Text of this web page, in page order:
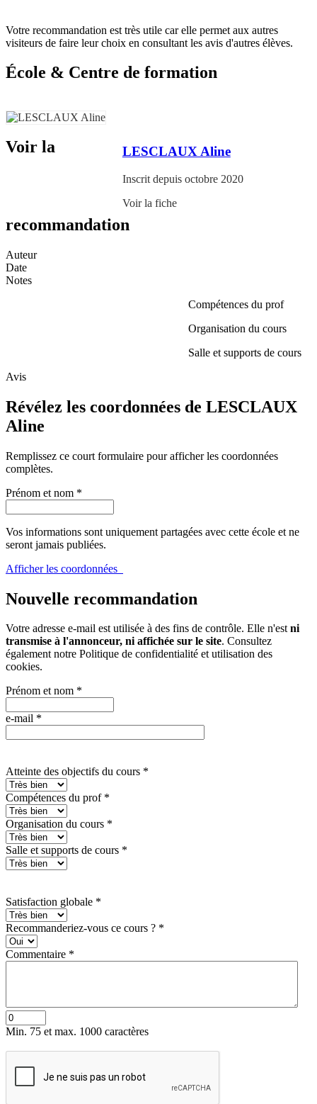
Votre recommandation est très utile car elle permet aux autres
visiteurs de faire leur choix en consultant les avis d'autres élèves.
École & Centre de formation
LESCLAUX Aline
Inscrit depuis octobre 2020
Voir la fiche
Voir la
recommandation
Auteur
Date
Notes
Compétences du prof
Organisation du cours
Salle et supports de cours
Avis
Révélez les coordonnées de LESCLAUX
Aline
Remplissez ce court formulaire pour afficher les coordonnées
complètes.
Prénom et nom *
Vos informations sont uniquement partagées avec cette école et ne
seront jamais publiées.
Afficher les coordonnées
Nouvelle recommandation
Votre adresse e-mail est utilisée à des fins de contrôle. Elle n'estni
transmise à l'annonceur, ni affichée sur le site. Consultez
également notre Politique de confidentialité et utilisation des
cookies.
Prénom et nom *
e-mail *
Atteinte des objectifs du cours *
Compétences du prof *
Organisation du cours *
Salle et supports de cours *
Satisfaction globale *
Recommanderiez-vous ce cours ? *
Commentaire *
Min. 75 et max. 1000 caractères